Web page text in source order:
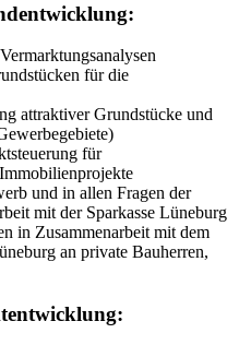
für die
attraktiver Grundstücke und
für
und in allen Fragen der
mit der Sparkasse Lüneburg
in Zusammenarbeit mit dem
an private Bauherren,